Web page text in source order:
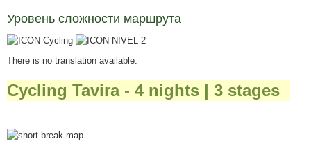
Уровень сложности маршрута
There is no translation available.
Cycling Tavira - 4 nights | 3 stages